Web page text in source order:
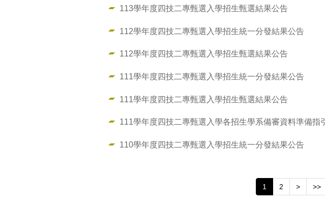
113學年度四技二專甄選入學招生甄選結果公告
112學年度四技二專甄選入學招生統一分發結果公告
112學年度四技二專甄選入學招生甄選結果公告
111學年度四技二專甄選入學招生統一分發結果公告
111學年度四技二專甄選入學招生甄選結果公告
111學年度四技二專甄選入學各招生學系備審資料準備指引
110學年度四技二專甄選入學招生統一分發結果公告
1 2 > >>